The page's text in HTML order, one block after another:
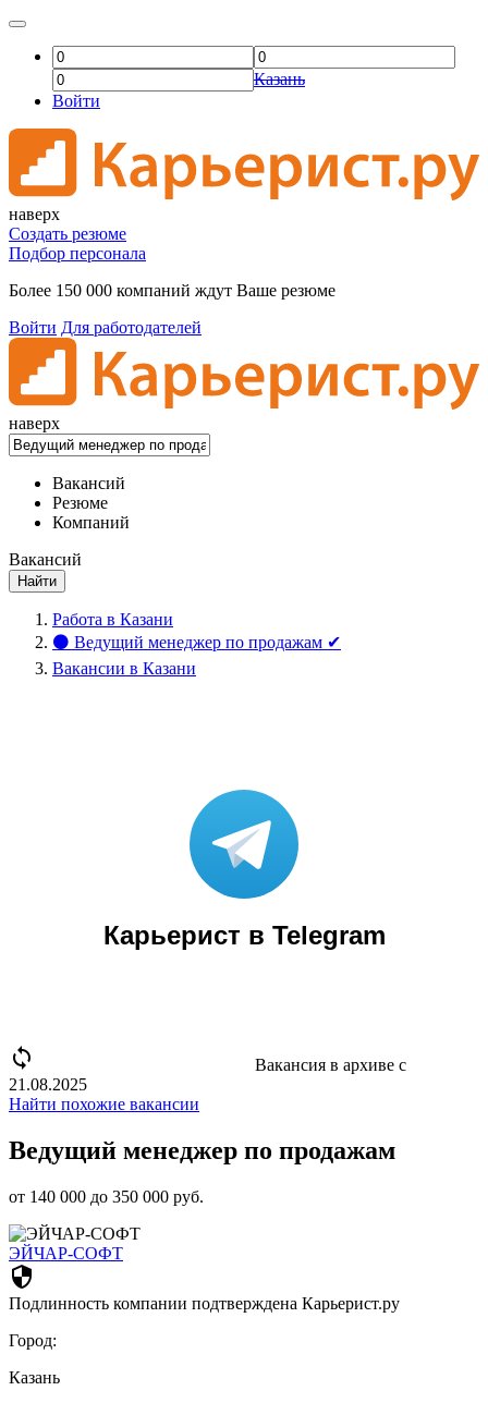
Казань
Войти
наверх
Создать резюме
Подбор персонала
Более 150 000 компаний ждут Ваше резюме
Войти Для работодателей
наверх
Вакансий
Резюме
Компаний
Вакансий
Найти
Работа в Казани
⚫ Ведущий менеджер по продажам ✔
Вакансии в Казани
Карьерист в Telegram
sync disabled
Вакансия в архиве с
21.08.2025
Найти похожие вакансии
Ведущий менеджер по продажам
от 140 000 до 350 000 руб.
ЭЙЧАР-СОФТ
security
Подлинность компании подтверждена Карьерист.ру
Город:
Казань